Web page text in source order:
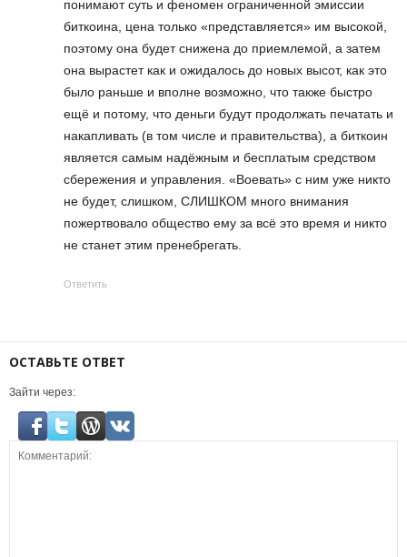
понимают суть и феномен ограниченной эмиссии
биткоина, цена только «представляется» им высокой,
поэтому она будет снижена до приемлемой, а затем
она вырастет как и ожидалось до новых высот, как это
было раньше и вполне возможно, что также быстро
ещё и потому, что деньги будут продолжать печатать и
накапливать (в том числе и правительства), а биткоин
является самым надёжным и бесплатым средством
сбережения и управления. «Воевать» с ним уже никто
не будет, слишком, СЛИШКОМ много внимания
пожертвовало общество ему за всё это время и никто
не станет этим пренебрегать.
Ответить
ОСТАВЬТЕ ОТВЕТ
Зайти через: